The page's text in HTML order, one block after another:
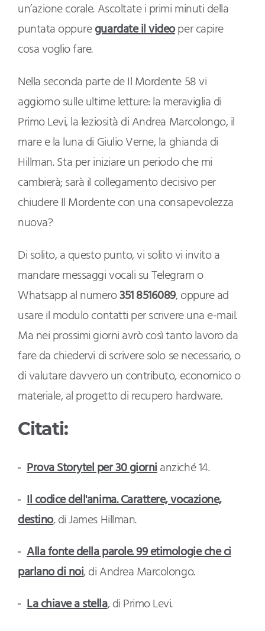
un’azione corale. Ascoltate i primi minuti della
puntata oppureguardate il videoper capire
cosa voglio fare.
Nella seconda parte de Il Mordente 58 vi
aggiorno sulle ultime letture: la meraviglia di
Primo Levi, la leziosità di Andrea Marcolongo, il
mare e la luna di Giulio Verne, la ghianda di
Hillman. Sta per iniziare un periodo che mi
cambierà; sarà il collegamento decisivo per
chiudere Il Mordente con una consapevolezza
nuova?
Di solito, a questo punto, vi solito vi invito a
mandare messaggi vocali su Telegram o
Whatsapp al numero351 8516089, oppure ad
usare il modulo contatti per scrivere una e-mail.
Ma nei prossimi giorni avrò così tanto lavoro da
fare da chiedervi di scrivere solo se necessario, o
di valutare davvero un contributo, economico o
materiale, al progetto di recupero hardware.
Citati:
Prova Storytel per 30 giornianziché 14.
Il codice dell'anima. Carattere, vocazione,
destino, di James Hillman.
Alla fonte della parole. 99 etimologie che ci
parlano di noi, di Andrea Marcolongo.
La chiave a stella, di Primo Levi.